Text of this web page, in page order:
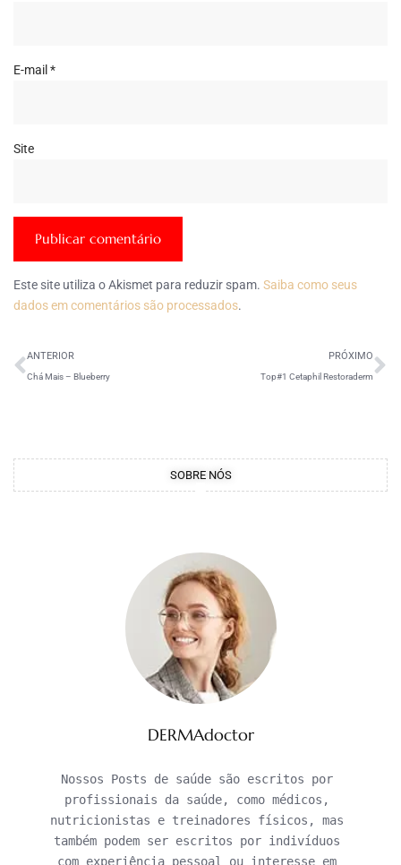
E-mail *
Site
Este site utiliza o Akismet para reduzir spam. Saiba como seus
dados em comentários são processados.
ANTERIOR
Chá Mais – Blueberry
PRÓXIMO
Top#1 Cetaphil Restoraderm
SOBRE NÓS
DERMAdoctor
Nossos Posts de saúde são escritos por
profissionais da saúde, como médicos,
nutricionistas e treinadores físicos, mas
também podem ser escritos por indivíduos
com experiência pessoal ou interesse em